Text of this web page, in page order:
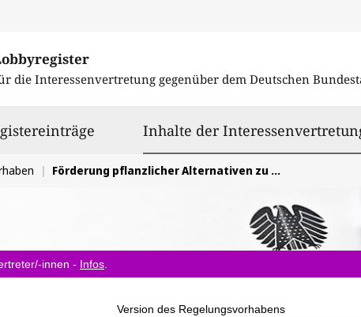
die Interessenvertretung gegenüber dem Deutschen
Inhalte der
Förderung pflanzlicher Alternativen zu Milchprodukten
innen - Infos
Version des Regelungsvorhabens